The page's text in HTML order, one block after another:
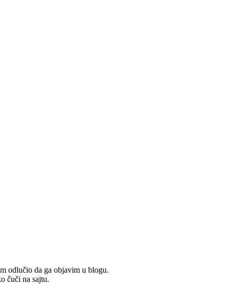
odlučio da ga objavim u blogu.
čuči na sajtu.